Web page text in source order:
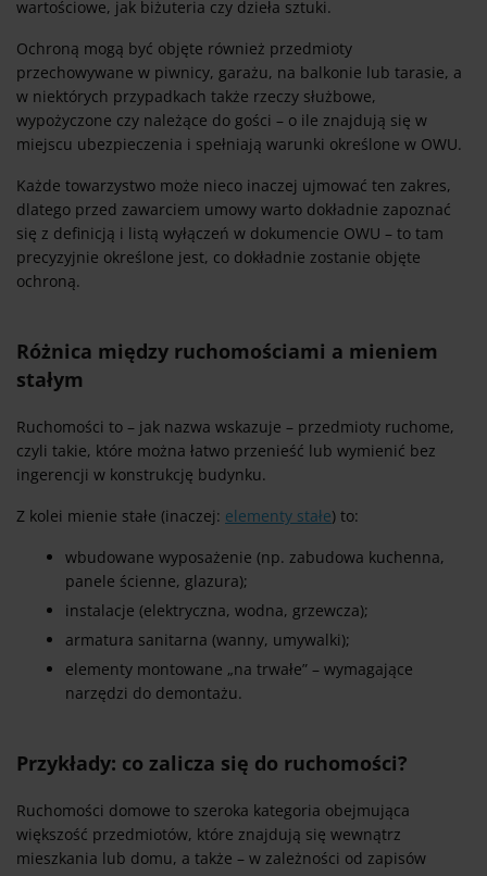
wartościowe, jak biżuteria czy dzieła sztuki.
Ochroną mogą być objęte również przedmioty
przechowywane w piwnicy, garażu, na balkonie lub tarasie, a
w niektórych przypadkach także rzeczy służbowe,
wypożyczone czy należące do gości – o ile znajdują się w
miejscu ubezpieczenia i spełniają warunki określone w OWU.
Każde towarzystwo może nieco inaczej ujmować ten zakres,
dlatego przed zawarciem umowy warto dokładnie zapoznać
się z definicją i listą wyłączeń w dokumencie OWU – to tam
precyzyjnie określone jest, co dokładnie zostanie objęte
ochroną.
Różnica między ruchomościami a mieniem
stałym
Ruchomości to – jak nazwa wskazuje – przedmioty ruchome,
czyli takie, które można łatwo przenieść lub wymienić bez
ingerencji w konstrukcję budynku.
Z kolei mienie stałe (inaczej: elementy stałe) to:
wbudowane wyposażenie (np. zabudowa kuchenna,
panele ścienne, glazura);
instalacje (elektryczna, wodna, grzewcza);
armatura sanitarna (wanny, umywalki);
elementy montowane „na trwałe” – wymagające
narzędzi do demontażu.
Przykłady: co zalicza się do ruchomości?
Ruchomości domowe to szeroka kategoria obejmująca
większość przedmiotów, które znajdują się wewnątrz
mieszkania lub domu, a także – w zależności od zapisów